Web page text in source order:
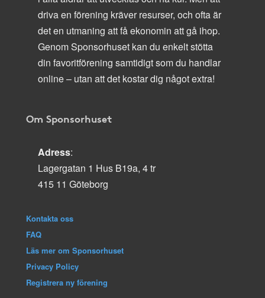
driva en förening kräver resurser, och ofta är
det en utmaning att få ekonomin att gå ihop.
Genom Sponsorhuset kan du enkelt stötta
din favoritförening samtidigt som du handlar
online – utan att det kostar dig något extra!
Om Sponsorhuset
Adress:
Lagergatan 1 Hus B19a, 4 tr
415 11 Göteborg
Kontakta oss
FAQ
Läs mer om Sponsorhuset
Privacy Policy
Registrera ny förening